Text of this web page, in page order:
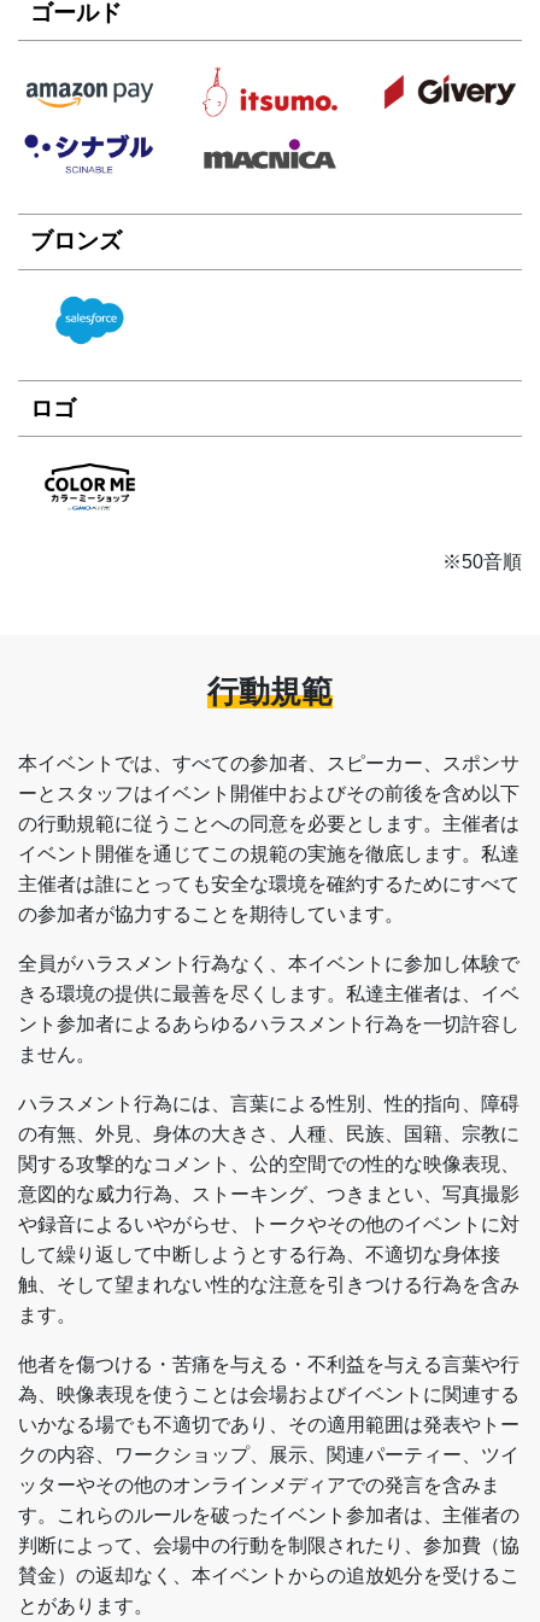
ゴールド
ブロンズ
ロゴ
※50音順
行動規範
本イベントでは、すべての参加者、スピーカー、スポンサ
ーとスタッフはイベント開催中およびその前後を含め以下
の行動規範に従うことへの同意を必要とします。主催者は
イベント開催を通じてこの規範の実施を徹底します。私達
主催者は誰にとっても安全な環境を確約するためにすべて
の参加者が協力することを期待しています。
全員がハラスメント行為なく、本イベントに参加し体験で
きる環境の提供に最善を尽くします。私達主催者は、イベ
ント参加者によるあらゆるハラスメント行為を一切許容し
ません。
ハラスメント行為には、言葉による性別、性的指向、障碍
の有無、外見、身体の大きさ、人種、民族、国籍、宗教に
関する攻撃的なコメント、公的空間での性的な映像表現、
意図的な威力行為、ストーキング、つきまとい、写真撮影
や録音によるいやがらせ、トークやその他のイベントに対
して繰り返して中断しようとする行為、不適切な身体接
触、そして望まれない性的な注意を引きつける行為を含み
ます。
他者を傷つける・苦痛を与える・不利益を与える言葉や行
為、映像表現を使うことは会場およびイベントに関連する
いかなる場でも不適切であり、その適用範囲は発表やトー
クの内容、ワークショップ、展示、関連パーティー、ツイ
ッターやその他のオンラインメディアでの発言を含みま
す。これらのルールを破ったイベント参加者は、主催者の
判断によって、会場中の行動を制限されたり、参加費（協
賛金）の返却なく、本イベントからの追放処分を受けるこ
とがあります。